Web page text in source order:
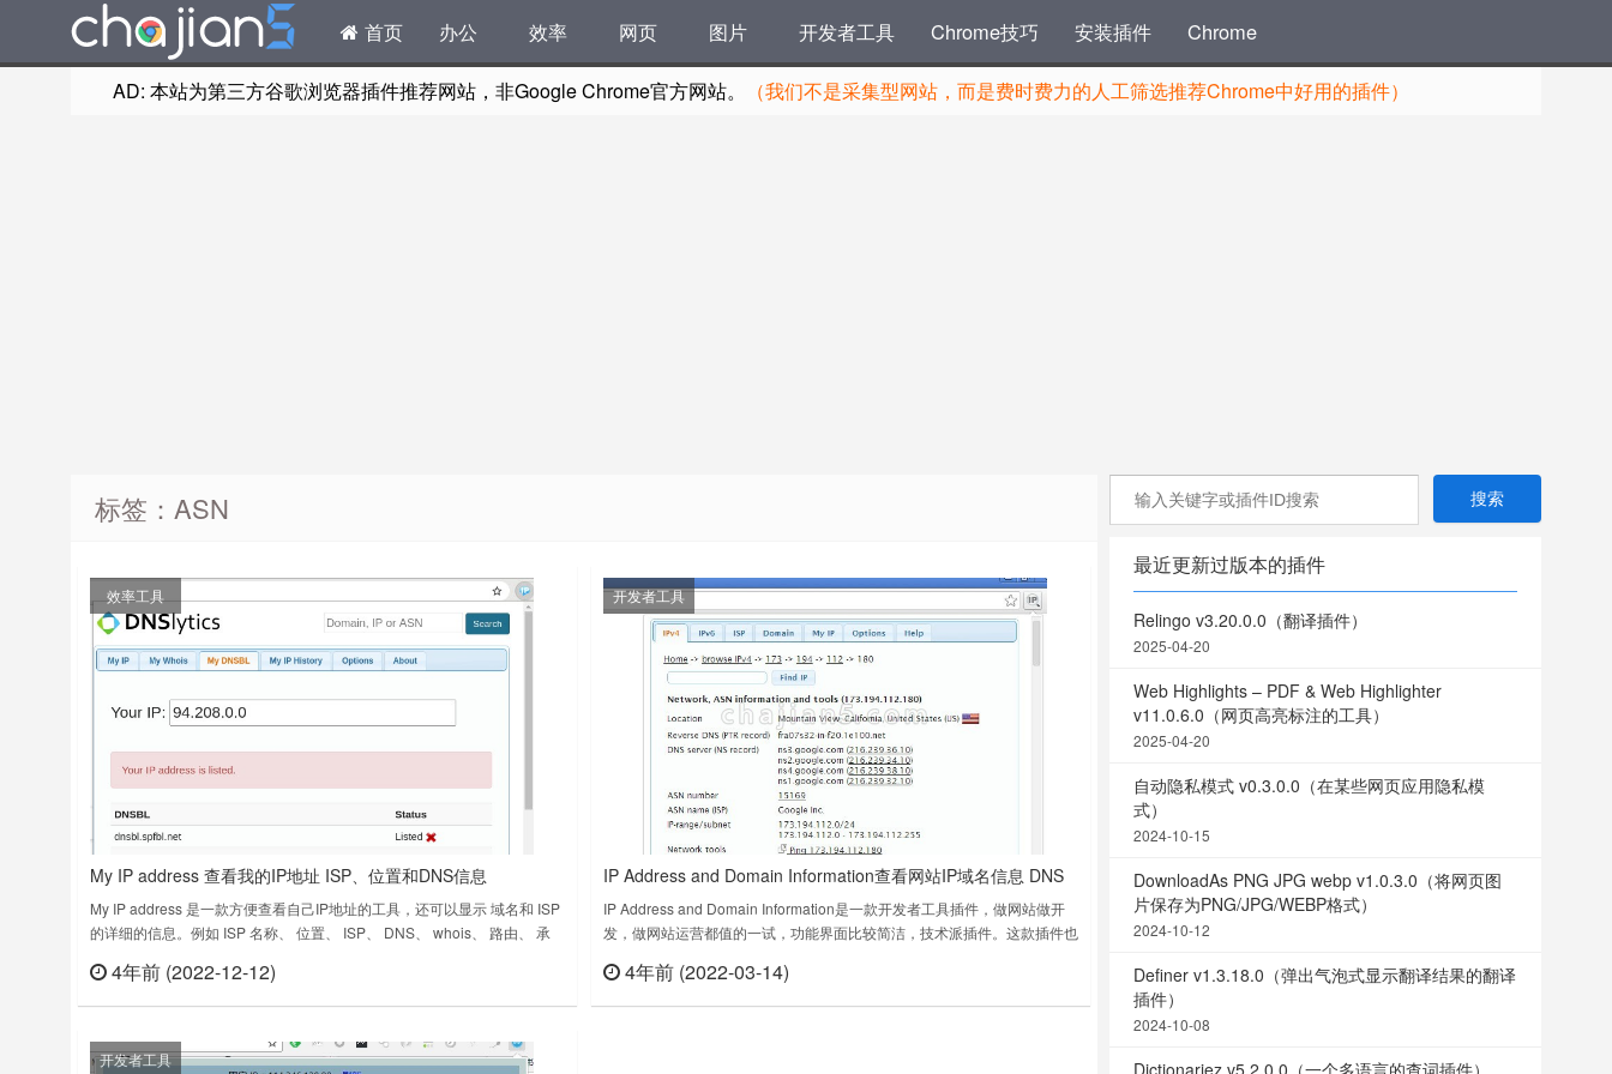
首页 办公 效率 网页 图片 开发者工具 Chrome技巧 安装插件 Chrome
AD: 本站为第三方谷歌浏览器插件推荐网站，非Google Chrome官方网站。 （我们不是采集型网站，而是费时费力的人工筛选推荐Chrome中好用的插件）
标签：ASN
效率工具
My IP address 查看我的IP地址 ISP、位置和DNS信息
My IP address 是一款方便查看自己IP地址的工具，还可以显示 域名和 ISP
的详细的信息。例如 ISP 名称、 位置、 ISP、 DNS、 whois、 路由、 承
次更新日期：2022年7月31日……
4年前 (2022-12-12)
开发者工具
IP Address and Domain Information查看网站IP域名信息 DNS
路由 反链
IP Address and Domain Information是一款开发者工具插件，做网站做开
发，做网站运营都值的一试，功能界面比较简洁，技术派插件。这款插件也
（IPv4和IPv6）、DNS、whois数据、路由、域名服务器的提供商，域邻
居、黑名单和ASN信息。Alexa en……
4年前 (2022-03-14)
开发者工具
最近更新过版本的插件
Relingo v3.20.0.0（翻译插件）
2025-04-20
Web Highlights – PDF & Web Highlighter
v11.0.6.0（网页高亮标注的工具）
2025-04-20
自动隐私模式 v0.3.0.0（在某些网页应用隐私模
式）
2024-10-15
DownloadAs PNG JPG webp v1.0.3.0（将网页图
片保存为PNG/JPG/WEBP格式）
2024-10-12
Definer v1.3.18.0（弹出气泡式显示翻译结果的翻译
插件）
2024-10-08
Dictionariez v5.2.0.0（一个多语言的查词插件）